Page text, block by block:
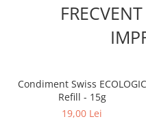
Condiment Swiss ECOLOGIC
Refill - 15g
19,00 Lei